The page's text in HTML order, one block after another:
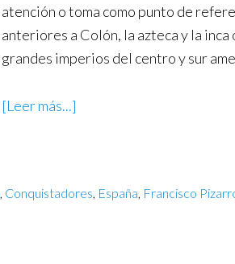
atención o toma como punto de
anteriores a Colón, la azteca y la
grandes imperios del centro y sur
[Leer más...]
, Conquistadores, España, Francisco